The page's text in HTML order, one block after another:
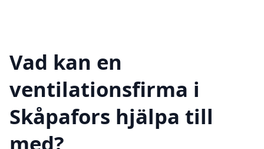
Vad kan en
ventilationsfirma i
Skåpafors hjälpa till
med?